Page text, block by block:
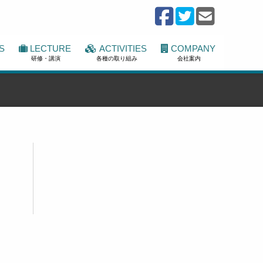
LECTURE
研修・講演
ACTIVITIES
各種の取り組み
COMPANY
会社案内